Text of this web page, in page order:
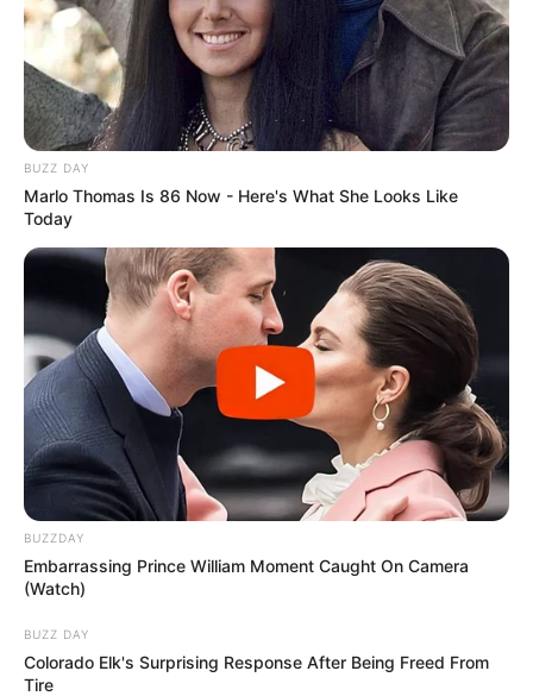
BUZZ DAY
Marlo Thomas Is 86 Now - Here's What She Looks Like
Today
BUZZDAY
Embarrassing Prince William Moment Caught On Camera
(Watch)
BUZZ DAY
Colorado Elk's Surprising Response After Being Freed From
Tire